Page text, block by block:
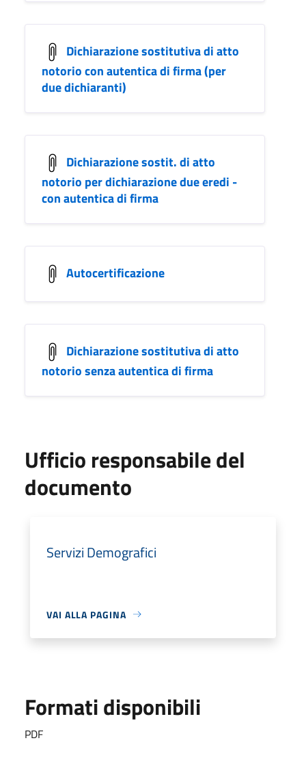
Dichiarazione sostitutiva di atto
notorio con autentica di firma (per
due dichiaranti)
Dichiarazione sostit. di atto
notorio per dichiarazione due eredi -
con autentica di firma
Autocertificazione
Dichiarazione sostitutiva di atto
notorio senza autentica di firma
Ufficio responsabile del
documento
Servizi Demografici
VAI ALLA PAGINA
Formati disponibili
PDF